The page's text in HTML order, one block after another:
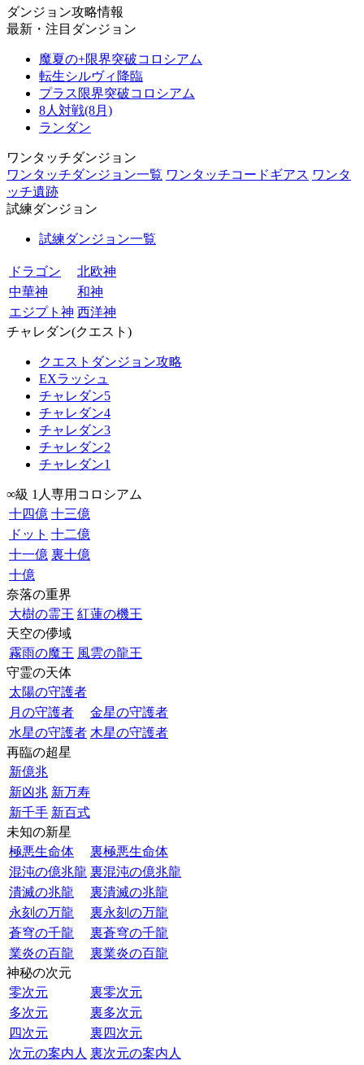
ダンジョン攻略情報
最新・注目ダンジョン
魔夏の+限界突破コロシアム
転生シルヴィ降臨
プラス限界突破コロシアム
8人対戦(8月)
ランダン
ワンタッチダンジョン
ワンタッチダンジョン一覧 ワンタッチコードギアス ワンタ
ッチ遺跡
試練ダンジョン
試練ダンジョン一覧
ドラゴン
北欧神
中華神
和神
エジプト神 西洋神
チャレダン(クエスト)
クエストダンジョン攻略
EXラッシュ
チャレダン5
チャレダン4
チャレダン3
チャレダン2
チャレダン1
∞級 1人専用コロシアム
十四億 十三億
ドット 十二億
十一億 裏十億
十億
奈落の重界
大樹の霊王 紅蓮の機王
天空の儚域
霧雨の魔王 風雲の龍王
守霊の天体
太陽の守護者
月の守護者
金星の守護者
水星の守護者 木星の守護者
再臨の超星
新億兆
新凶兆 新万寿
新千手 新百式
未知の新星
極悪生命体
裏極悪生命体
混沌の億兆龍 裏混沌の億兆龍
潰滅の兆龍
裏潰滅の兆龍
永刻の万龍
裏永刻の万龍
蒼穹の千龍
裏蒼穹の千龍
業炎の百龍
裏業炎の百龍
神秘の次元
零次元
裏零次元
多次元
裏多次元
四次元
裏四次元
次元の案内人 裏次元の案内人